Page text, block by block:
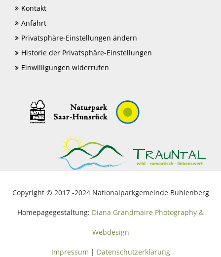
Kontakt
Anfahrt
Privatsphäre-Einstellungen ändern
Historie der Privatsphäre-Einstellungen
Einwilligungen widerrufen
Copyright © 2017 -2024 Nationalparkgemeinde Buhlenberg
Homepagegestaltung: Diana Grandmaire Photography &
Webdesign
Impressum | Datenschutzerklärung